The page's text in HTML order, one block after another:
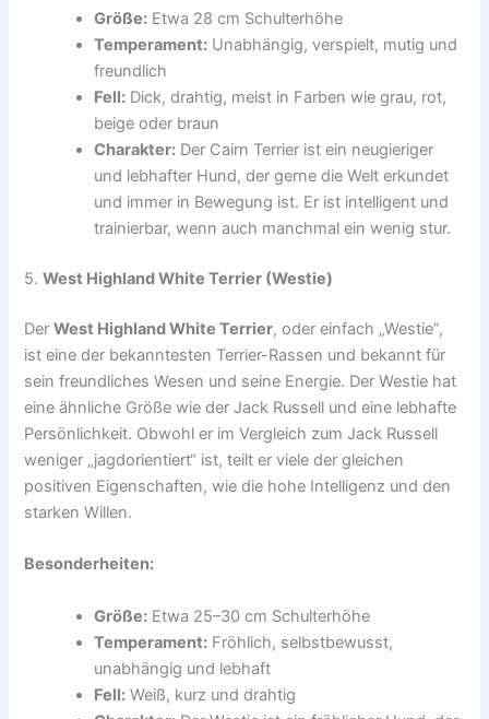
Größe: Etwa 28 cm Schulterhöhe
Temperament: Unabhängig, verspielt, mutig und
freundlich
Fell: Dick, drahtig, meist in Farben wie grau, rot,
beige oder braun
Charakter: Der Cairn Terrier ist ein neugieriger
und lebhafter Hund, der gerne die Welt erkundet
und immer in Bewegung ist. Er ist intelligent und
trainierbar, wenn auch manchmal ein wenig stur.
5.West Highland White Terrier (Westie)
DerWest Highland White Terrier, oder einfach „Westie“,
ist eine der bekanntesten Terrier-Rassen und bekannt für
sein freundliches Wesen und seine Energie. Der Westie hat
eine ähnliche Größe wie der Jack Russell und eine lebhafte
Persönlichkeit. Obwohl er im Vergleich zum Jack Russell
weniger „jagdorientiert“ ist, teilt er viele der gleichen
positiven Eigenschaften, wie die hohe Intelligenz und den
starken Willen.
Besonderheiten:
Größe: Etwa 25–30 cm Schulterhöhe
Temperament: Fröhlich, selbstbewusst,
unabhängig und lebhaft
Fell: Weiß, kurz und drahtig